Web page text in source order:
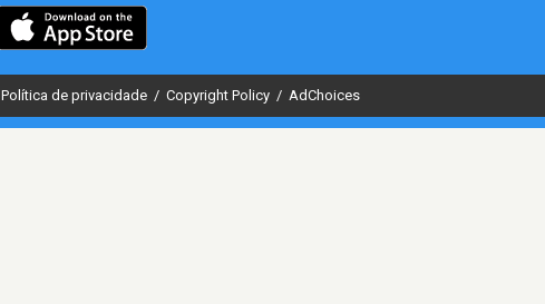
Política de privacidade / Copyright Policy / AdChoices